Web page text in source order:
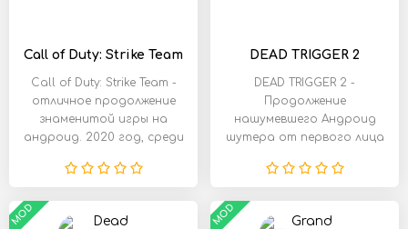
Call of Duty: Strike Team
Call of Duty: Strike Team -
отличное продолжение
знаменитой игры на
андроид. 2020 год, среди
DEAD TRIGGER 2
DEAD TRIGGER 2 -
Продолжение
нашумевшего Андроид
шутера от первого лица
и
MOD MOD